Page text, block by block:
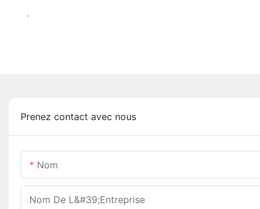
.
Prenez contact avec nous
Nom
Nom De L&#39;entreprise